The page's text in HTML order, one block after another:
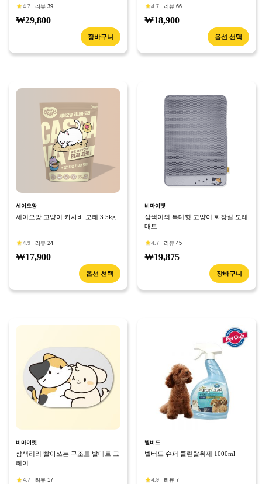
4.7 리뷰 39
₩29,800
장바구니
4.7 리뷰 66
₩18,900
옵션 선택
세이오앙
세이오앙 고양이 카사바 모래 3.5kg
4.9 리뷰 24
₩17,900
옵션 선택
비마이펫
삼색이의 특대형 고양이 화장실 모래
매트
4.7 리뷰 45
₩19,875
장바구니
비마이펫
삼색리리 빨아쓰는 규조토 발매트 그
레이
4.7 리뷰 17
벨버드
벨버드 슈퍼 클린탈취제 1000ml
4.9 리뷰 7